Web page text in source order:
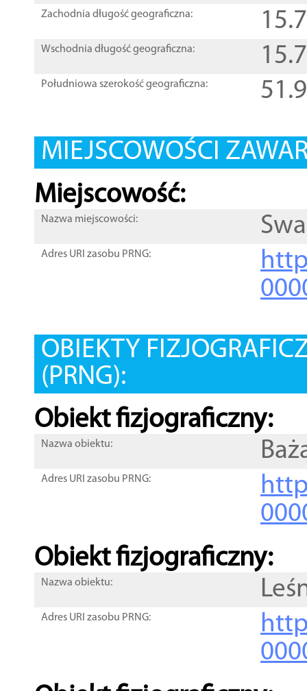
Zachodnia długość geograficzna:
Wschodnia długość geograficzna:
Południowa szerokość geograficzna:
MIEJSCOWOŚCI
Miejscowość:
Nazwa miejscowości:
Adres URI zasobu PRNG:
OBIEKTY
(PRNG):
Obiekt fizjograficzny:
Nazwa obiektu:
Adres URI zasobu PRNG:
Obiekt fizjograficzny:
Nazwa obiektu:
Adres URI zasobu PRNG: